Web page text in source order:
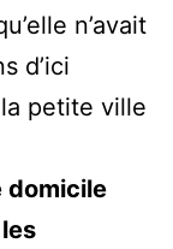
n’avait
d’ici
petite ville
domicile